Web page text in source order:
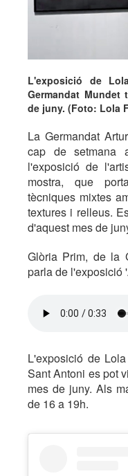
L'exposició de
Germandat
de juny. (Foto: Lola
La Germandat
cap de setmana
l'exposició de
mostra, que
tècniques mixtes
textures i relleus.
d'aquest mes de
Glòria Prim, de la
parla de l'exposició
L'exposició de
Sant Antoni es pot
mes de juny. Als
de 16 a 19h.